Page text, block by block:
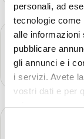
personali, ad
tecnologie
alle informazioni
pubblicare
gli annunci e i
i servizi. Avete
vostri dati e per
modificare o
GIORNO 4
Più dettagli
Riobamba -